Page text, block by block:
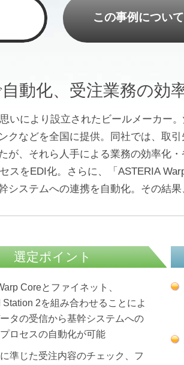
この事例につい
動化、受注業務の効
いにより設立されたビールメーカー
などを全国に提供。同社では、取
、それら人手による業務の効率化
をEDI化。さらに、「ASTERIA
ステムへの連携を自動化。その結
選定ポイント
Coreとファイネット、
Station 2を組み合わせることによ
タの受信から基幹システムへの
ロセスの自動化が可能
準じた受注内容のチェック、フ